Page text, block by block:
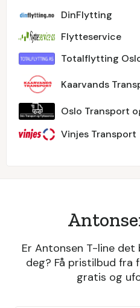
DinFlytting
Flytteservice
Totalflytting
Kaarvands
Oslo Transport
Vinjes Transport
Er Antonsen T-line
deg? Få pristilbud fra
gratis og